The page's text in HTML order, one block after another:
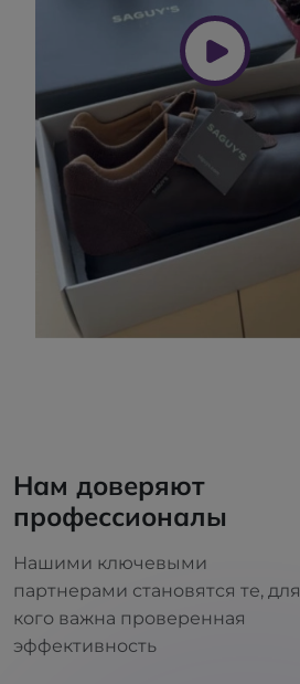
Нам доверяют
профессионалы
Нашими ключевыми
партнерами становятся те, для
кого важна проверенная
эффективность